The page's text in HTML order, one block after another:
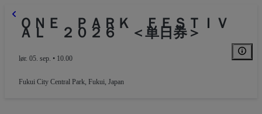
ＯＮＥ ＰＡＲＫ ＦＥＳＴＩＶ
ＡＬ ２０２６ ＜単日券＞
lør. 05. sep. • 10.00
Fukui City Central Park, Fukui, Japan